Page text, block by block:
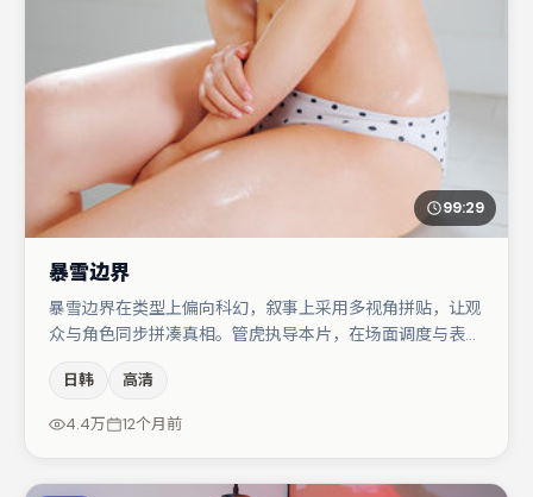
99:29
暴雪边界
暴雪边界在类型上偏向科幻，叙事上采用多视角拼贴，让观
众与角色同步拼凑真相。管虎执导本片，在场面调度与表演
桂纶镁、章子怡、任素汐等，角色动机前后呼应，适合喜欢
抠台词与伏笔的观众。整体完成度较高，适合周末一口气追
日韩 高清
4.4万 12个月前